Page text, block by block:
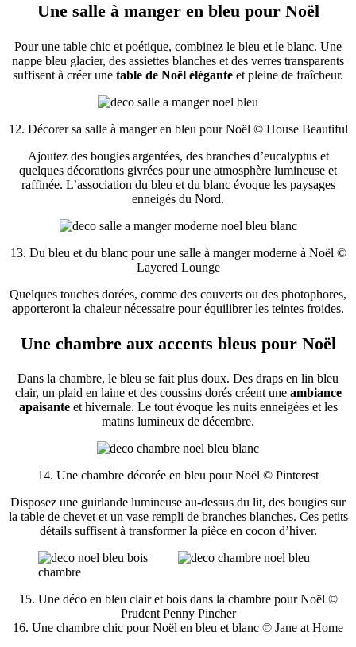
Une salle à manger en bleu pour Noël
Pour une table chic et poétique, combinez le bleu et le blanc. Une
nappe bleu glacier, des assiettes blanches et des verres transparents
suffisent à créer une table de Noël élégante et pleine de fraîcheur.
12. Décorer sa salle à manger en bleu pour Noël © House Beautiful
Ajoutez des bougies argentées, des branches d’eucalyptus et
quelques décorations givrées pour une atmosphère lumineuse et
raffinée. L’association du bleu et du blanc évoque les paysages
enneigés du Nord.
13. Du bleu et du blanc pour une salle à manger moderne à Noël ©
Layered Lounge
Quelques touches dorées, comme des couverts ou des photophores,
apporteront la chaleur nécessaire pour équilibrer les teintes froides.
Une chambre aux accents bleus pour Noël
Dans la chambre, le bleu se fait plus doux. Des draps en lin bleu
clair, un plaid en laine et des coussins dorés créent une ambiance
apaisanteet hivernale. Le tout évoque les nuits enneigées et les
matins lumineux de décembre.
14. Une chambre décorée en bleu pour Noël © Pinterest
Disposez une guirlande lumineuse au-dessus du lit, des bougies sur
la table de chevet et un vase rempli de branches blanches. Ces petits
détails suffisent à transformer la pièce en cocon d’hiver.
15. Une déco en bleu clair et bois dans la chambre pour Noël ©
Prudent Penny Pincher
16. Une chambre chic pour Noël en bleu et blanc © Jane at Home